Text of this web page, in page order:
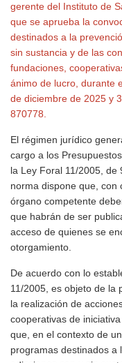
gerente del Instituto de
que se aprueba la
destinados a la
sin sustancia y de las
fundaciones,
ánimo de lucro, durante
de diciembre de 2025 y
870778.
El régimen jurídico
cargo a los
la Ley Foral 11/2005, de
norma dispone que, con
órgano competente
que habrán de ser
acceso de quienes se
otorgamiento.
De acuerdo con lo
11/2005, es objeto de la
la realización de
cooperativas de
que, en el contexto de
programas destinados a